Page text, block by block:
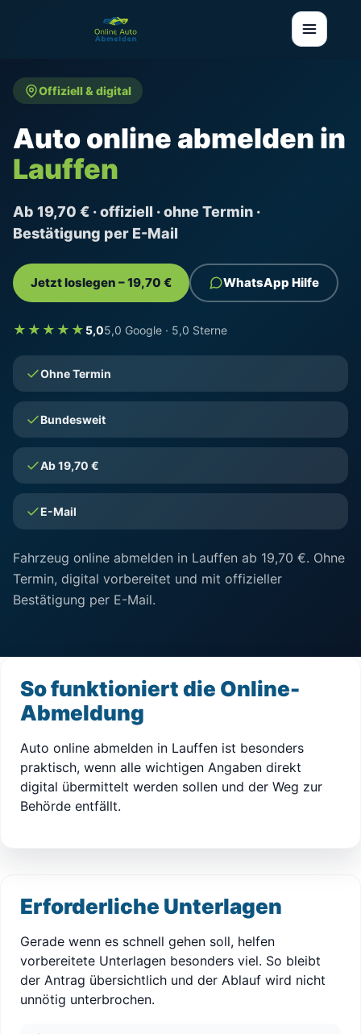
Offiziell & digital
Auto online abmelden in
Lauffen
Ab 19,70 € · offiziell · ohne Termin ·
Bestätigung per E-Mail
Jetzt loslegen – 19,70 € WhatsApp Hilfe
★★★★★ 5,05,0 Google · 5,0 Sterne
Ohne Termin
Bundesweit
Ab 19,70 €
E-Mail
Fahrzeug online abmelden in Lauffen ab 19,70 €. Ohne
Termin, digital vorbereitet und mit offizieller
Bestätigung per E-Mail.
So funktioniert die Online-
Abmeldung
Auto online abmelden in Lauffen ist besonders
praktisch, wenn alle wichtigen Angaben direkt
digital übermittelt werden sollen und der Weg zur
Behörde entfällt.
Erforderliche Unterlagen
Gerade wenn es schnell gehen soll, helfen
vorbereitete Unterlagen besonders viel. So bleibt
der Antrag übersichtlich und der Ablauf wird nicht
unnötig unterbrochen.